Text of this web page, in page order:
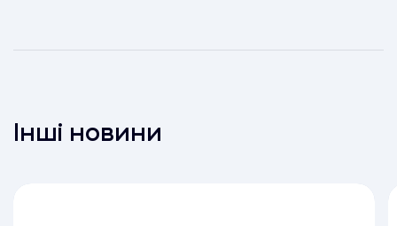
Інші новини